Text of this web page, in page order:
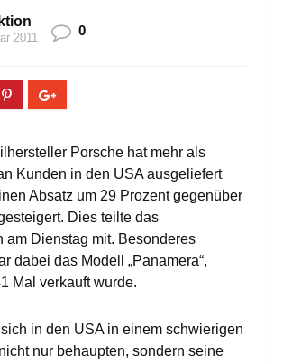
2011 0
Porsche hat mehr als
Kunden in den USA ausgeliefert
Absatz um 29 Prozent gegenüber
Dies teilte das
am Dienstag mit. Besonderes
dabei das Modell „Panamera“,
Mal verkauft wurde.
in den USA in einem schwierigen
nur behaupten, sondern seine